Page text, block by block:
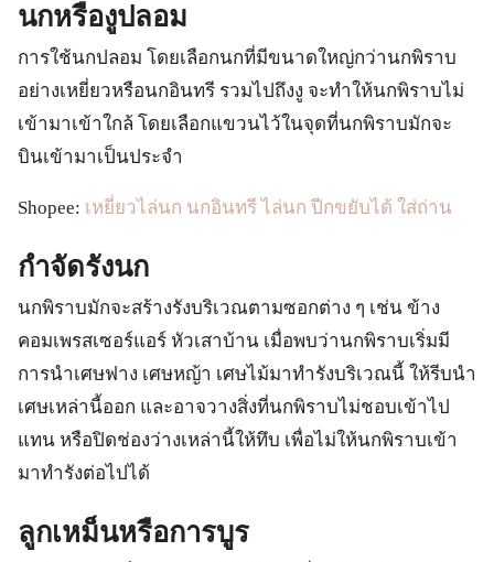
นกหรืองูปลอม
การใช้นกปลอม โดยเลือกนกที่มีขนาดใหญ่กว่านกพิราบ
อย่างเหยี่ยวหรือนกอินทรี รวมไปถึงงู จะทำให้นกพิราบไม่
เข้ามาเข้าใกล้ โดยเลือกแขวนไว้ในจุดที่นกพิราบมักจะ
บินเข้ามาเป็นประจำ
Shopee: เหยี่ยวไล่นก นกอินทรี ไล่นก ปีกขยับได้ ใส่ถ่าน
กำจัดรังนก
นกพิราบมักจะสร้างรังบริเวณตามซอกต่าง ๆ เช่น ข้าง
คอมเพรสเซอร์แอร์ หัวเสาบ้าน เมื่อพบว่านกพิราบเริ่มมี
การนำเศษฟาง เศษหญ้า เศษไม้มาทำรังบริเวณนี้ ให้รีบนำ
เศษเหล่านี้ออก และอาจวางสิ่งที่นกพิราบไม่ชอบเข้าไป
แทน หรือปิดช่องว่างเหล่านี้ให้ทึบ เพื่อไม่ให้นกพิราบเข้า
มาทำรังต่อไปได้
ลูกเหม็นหรือการบูร